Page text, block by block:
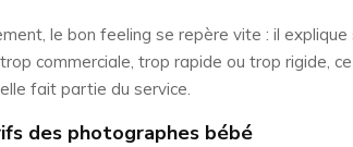
le bon feeling se repère vite : il
commerciale, trop rapide ou trop rigide,
fait partie du service.
des photographes bébé